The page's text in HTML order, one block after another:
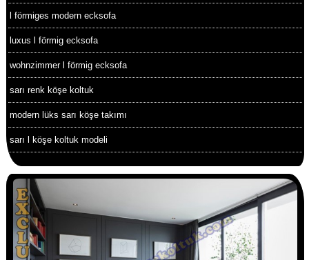
l förmiges modern ecksofa
luxus l förmig ecksofa
wohnzimmer l förmig ecksofa
sarı renk köşe koltuk
modern lüks sarı köşe takımı
sarı l köşe koltuk modeli